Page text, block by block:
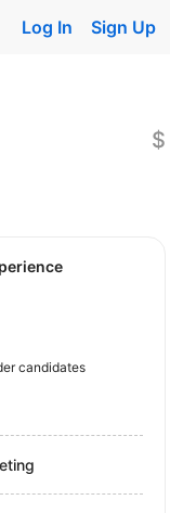
Log In Sign Up
$
candidates